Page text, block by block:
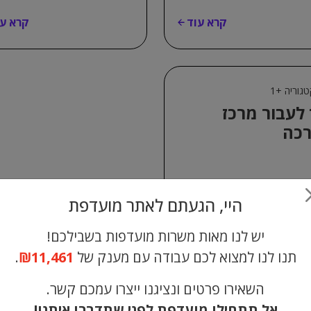
קרא עוד קרא
+1
לעבור מרכז
קרא עוד
היי, הגעתם לאתר מועדפת
יש לנו מאות משרות מועדפות בשבילכם!
תנו לנו למצוא לכם עבודה עם מענק של ₪11,461
.
השאירו פרטים ונציגנו ייצרו עמכם קשר.